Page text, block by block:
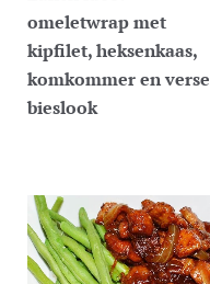
omeletwrap met
kipfilet, heksenkaas,
komkommer en verse
bieslook